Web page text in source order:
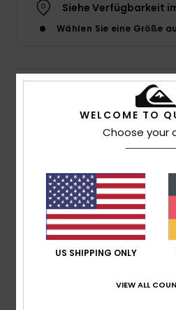
Siehe Verfügbarkeit
Wählen Sie eine Größe
Details & Funktionen
Männer Blau Sweatshirt
Funktionen
Kollektion:DNA-Kollektion
Material:Stoff aus 45 %
Baumwolle und 15 %
WELCOME TO
Choose your
US SHIPPING ONLY
VIEW ALL